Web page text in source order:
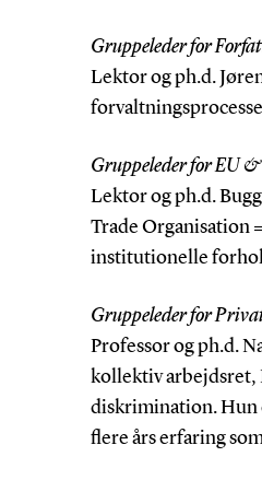
Gruppeleder for
Lektor og ph.d.
Gruppeleder for EU
Lektor og ph.d.
Trade Organisation
institutionelle
Gruppeleder for
Professor og ph.d.
kollektiv
diskrimination. Hun
flere års erfaring